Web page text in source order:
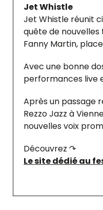
Jet Whistle
Jet Whistle réunit
quête de
Fanny Martin,
Avec une bonne
performances live
Après un passage
Rezzo Jazz à
nouvelles voix
Découvrez ↷
Le site dédié au